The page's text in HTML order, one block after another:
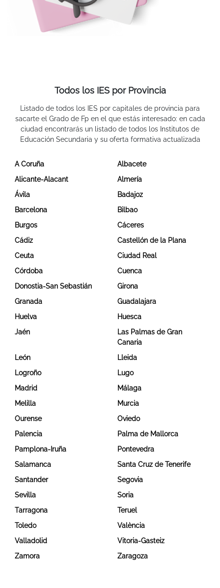
Todos los IES por Provincia
Listado de todos los IES por capitales de provincia para
sacarte el Grado de Fp en el que estás interesado: en cada
ciudad encontrarás un listado de todos los Institutos de
Educación Secundaria y su oferta formativa actualizada
A Coruña
Albacete
Alicante-Alacant
Almería
Ávila
Badajoz
Barcelona
Bilbao
Burgos
Cáceres
Cádiz
Castellón de la Plana
Ceuta
Ciudad Real
Córdoba
Cuenca
Donostia-San Sebastián
Girona
Granada
Guadalajara
Huelva
Huesca
Jaén
Las Palmas de Gran
Canaria
León
Lleida
Logroño
Lugo
Madrid
Málaga
Melilla
Murcia
Ourense
Oviedo
Palencia
Palma de Mallorca
Pamplona-Iruña
Pontevedra
Salamanca
Santa Cruz de Tenerife
Santander
Segovia
Sevilla
Soria
Tarragona
Teruel
Toledo
València
Valladolid
Vitoria-Gasteiz
Zamora
Zaragoza